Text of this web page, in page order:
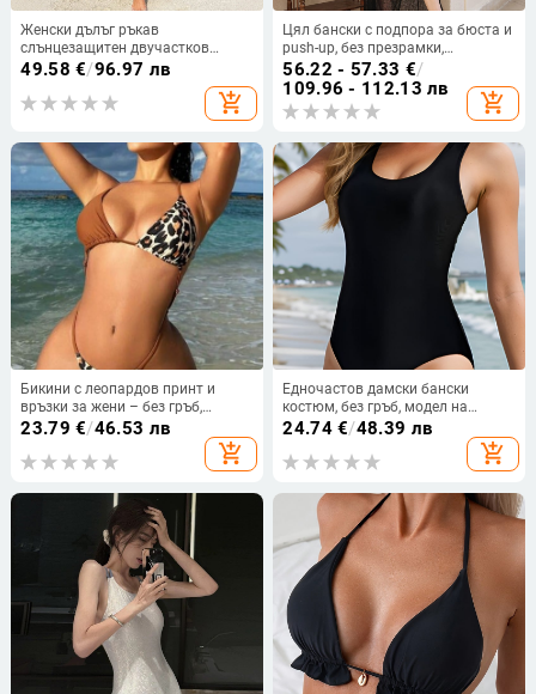
Женски дълъг ръкав
слънцезащитен двучастков
костюм за плуване, 85%
полиестерна материя с 100%
полиестерна подплата,
консервативен модел, подходящ
49.58 €/96.97 лв
add_shopping_cart
Цял бански с подпора за бюста и
push-up, без презрамки,
еднотонен, бързосъхнеща
найлон-еластанова материя (82%
еластан), тегло 300 g
56.22 - 57.33 €/
109.96 - 112.13 лв
add_shopping_cart
Бикини с леопардов принт и
връзки за жени – без гръб,
бързосъхнещ, висока
еластичност; плат: полиестер/
еластан 82/18; чашки вградени;
95/5
23.79 €/46.53 лв
add_shopping_cart
Едночастов дамски бански
костюм, без гръб, модел на
райета, полиестерна материя с
бързосъхнещ
24.74€/48.39 лв
add_shopping_cart